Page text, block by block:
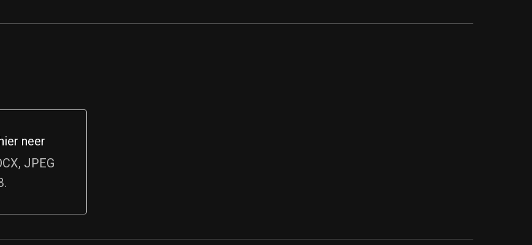
neer
neerJPEG